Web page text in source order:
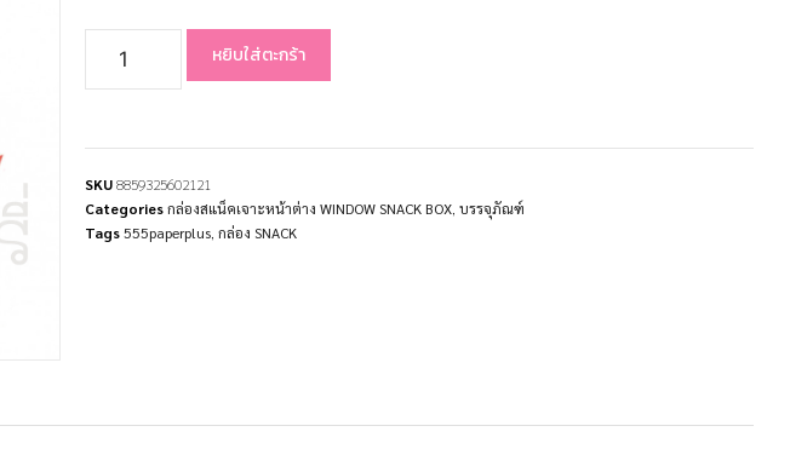
หยิบใส่ตะกร้า
SKU8859325602121
Categoriesกล่องสแน็คเจาะหน้าต่าง WINDOW SNACK BOX, บรรจุภัณฑ์
Tags555paperplus, กล่อง SNACK